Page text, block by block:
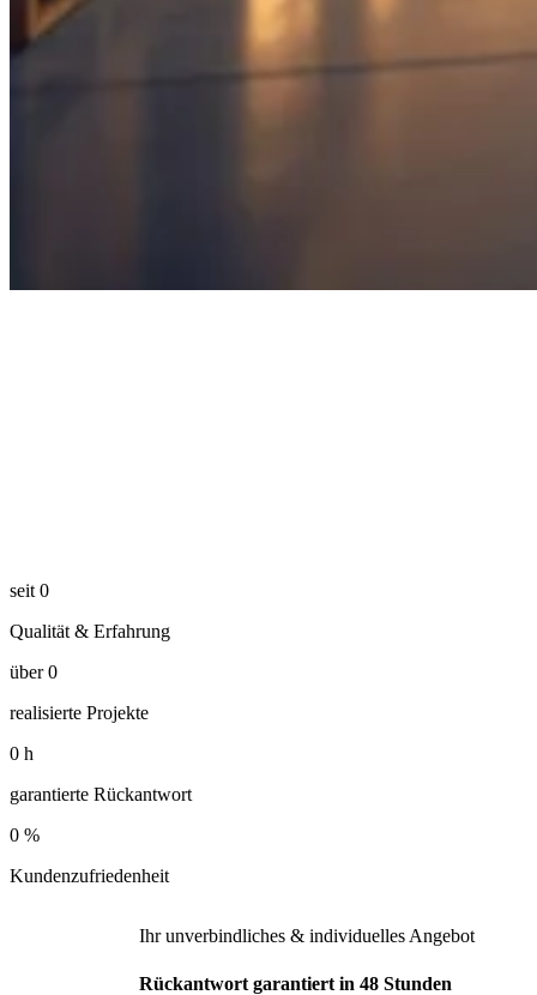
seit 0
Qualität & Erfahrung
über 0
realisierte Projekte
0 h
garantierte Rückantwort
0 %
Kundenzufriedenheit
Ihr unverbindliches & individuelles Angebot
Rückantwort garantiert in 48 Stunden